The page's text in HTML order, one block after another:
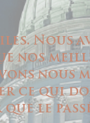
Nous
nos
ce qui
le